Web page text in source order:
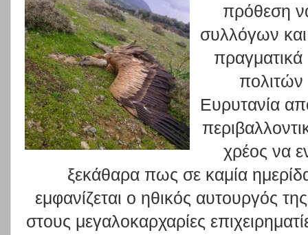
πρόθεση
συλλόγων
πολιτών
Ευρυτανία
χρέος να
ξεκάθαρα πως σε καμία
εμφανίζεται ο ηθικός αυτουργός
στους μεγαλοκαρχαρίες